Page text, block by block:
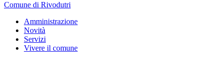
Comune di Rivodutri
Amministrazione
Novità
Servizi
Vivere il comune